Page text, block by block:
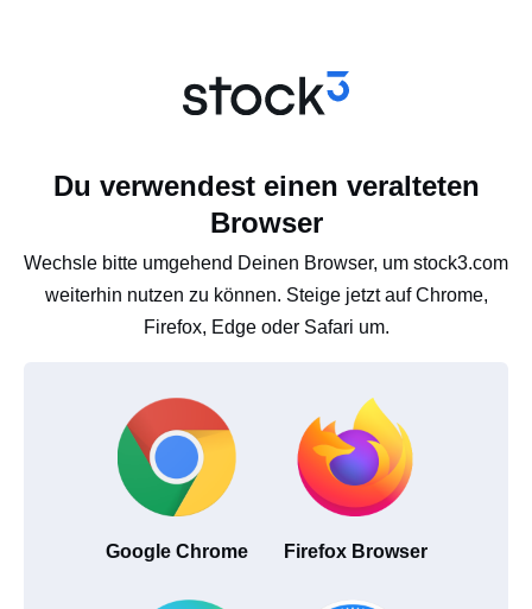
Du verwendest einen veralteten
Browser
Wechsle bitte umgehend Deinen Browser, um stock3.com
weiterhin nutzen zu können. Steige jetzt auf Chrome,
Firefox, Edge oder Safari um.
Google Chrome Firefox Browser